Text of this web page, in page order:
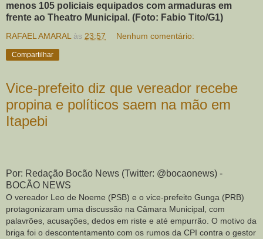
menos 105 policiais equipados com armaduras em
frente ao Theatro Municipal. (Foto: Fabio Tito/G1)
RAFAEL AMARAL às 23:57 Nenhum comentário:
Compartilhar
Vice-prefeito diz que vereador recebe
propina e políticos saem na mão em
Itapebi
Por: Redação Bocão News (Twitter: @bocaonews) -
BOCÃO NEWS
O vereador Leo de Noeme (PSB) e o vice-prefeito Gunga (PRB)
protagonizaram uma discussão na Câmara Municipal, com
palavrões, acusações, dedos em riste e até empurrão. O motivo da
briga foi o descontentamento com os rumos da CPI contra o gestor